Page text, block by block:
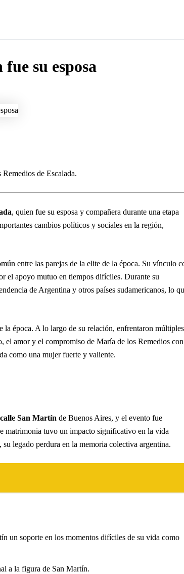
su esposa
de Escalada.
, quien fue su esposa y compañera durante una etapa
cambios políticos y sociales en la región,
entre las parejas de la elite de la época. Su vínculo
el apoyo mutuo en tiempos difíciles. Durante su
de Argentina y otros países sudamericanos, lo
la época. A lo largo de su relación, enfrentaron múltiples
el amor y el compromiso de María de los Remedios con
como una mujer fuerte y valiente.
San Martín de Buenos Aires, y el evento fue
matrimonia tuvo un impacto significativo en la vida
legado perdura en la memoria colectiva argentina.
un soporte en los momentos difíciles de su vida como
a la figura de San Martín.